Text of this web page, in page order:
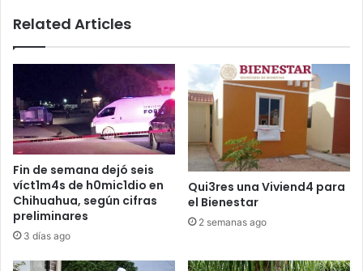
h1ja
Related Articles
Fin de semana dejó seis
víct1m4s de h0mic1dio en
Chihuahua, según cifras
preliminares
3 días ago
Qui3res una Viviend4 para
el Bienestar
2 semanas ago